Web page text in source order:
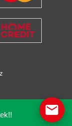
Banneru